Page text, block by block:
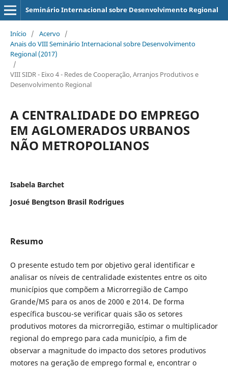
Seminário Internacional sobre Desenvolvimento Regional
Início / Acervo /
Anais do VIII Seminário Internacional sobre Desenvolvimento
Regional (2017)
/
VIII SIDR - Eixo 4 - Redes de Cooperação, Arranjos Produtivos e
Desenvolvimento Regional
A CENTRALIDADE DO EMPREGO
EM AGLOMERADOS URBANOS
NÃO METROPOLIANOS
Isabela Barchet
Josué Bengtson Brasil Rodrigues
Resumo
O presente estudo tem por objetivo geral identificar e
analisar os níveis de centralidade existentes entre os oito
municípios que compõem a Microrregião de Campo
Grande/MS para os anos de 2000 e 2014. De forma
específica buscou-se verificar quais são os setores
produtivos motores da microrregião, estimar o multiplicador
regional do emprego para cada município, a fim de
observar a magnitude do impacto dos setores produtivos
motores na geração de emprego formal e, encontrar o